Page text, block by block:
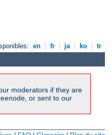
en fr ja ko tr
moderators if they are
or sent to our